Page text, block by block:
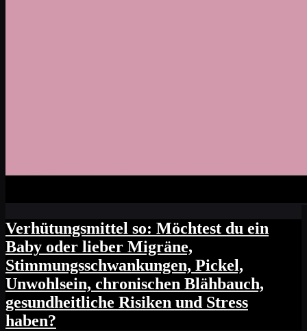
Verhütungsmittel so: Möchtest du ein
Baby oder lieber Migräne,
Stimmungsschwankungen, Pickel,
Unwohlsein, chronischen Blähbauch,
gesundheitliche Risiken und Stress
haben?